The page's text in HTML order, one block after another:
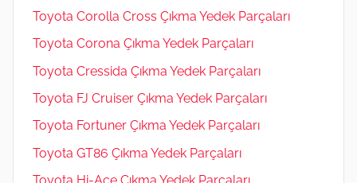
Toyota Corolla Cross Çıkma Yedek Parçaları
Toyota Corona Çıkma Yedek Parçaları
Toyota Cressida Çıkma Yedek Parçaları
Toyota FJ Cruiser Çıkma Yedek Parçaları
Toyota Fortuner Çıkma Yedek Parçaları
Toyota GT86 Çıkma Yedek Parçaları